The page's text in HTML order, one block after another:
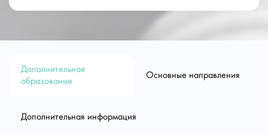
National cancer institute Ukraine.
Department of urology, Katholieke
Universiteit.
Clinical fellowship in oncourology, special
Дополнительное
образование
Основные направления
Дополнительная информация